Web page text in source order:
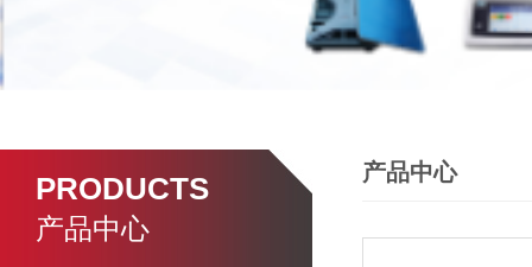
PRODUCTS
产品中心
产品中心